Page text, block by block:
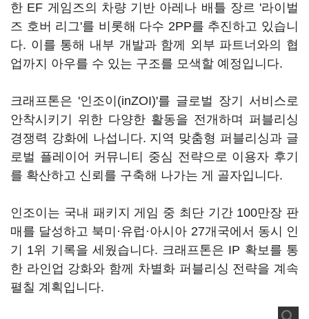
한 EF 게임즈의 차량 기반 아레나 배틀 장르 '라이벌
즈 호버 리그'를 비롯해 다수 2PP를 추진하고 있습니
다. 이를 통해 내부 개발과 함께 외부 파트너와의 협
업까지 아우를 수 있는 구조를 모색할 예정입니다.
크래프톤은 '인조이(inZOI)'를 글로벌 장기 서비스로
안착시키기 위한 다양한 활동을 전개하며 퍼블리싱
경쟁력 강화에 나섭니다. 지역 맞춤형 퍼블리싱과 글
로벌 플레이어 커뮤니티 중심 전략으로 이용자 후기
를 확산하고 신뢰를 구축해 나가는 게 골자입니다.
인조이는 국내 패키지 게임 중 최단 기간 100만장 판
매를 달성하고 북미·유럽·아시아 27개국에서 동시 인
기 1위 기록을 세웠습니다. 크래프톤은 IP 확보를 통
한 라인업 강화와 함께 차별화 퍼블리싱 전략을 계속
펼칠 계획입니다.